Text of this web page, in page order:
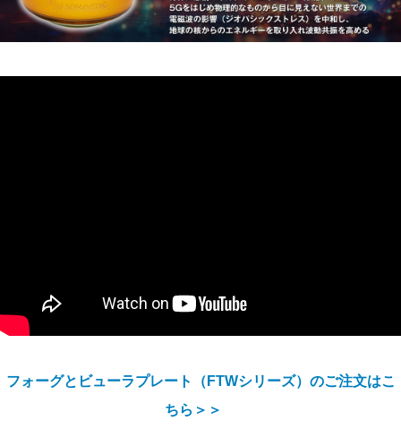
フォーグとビューラプレート（FTWシリーズ）のご注文はこ
ちら＞＞